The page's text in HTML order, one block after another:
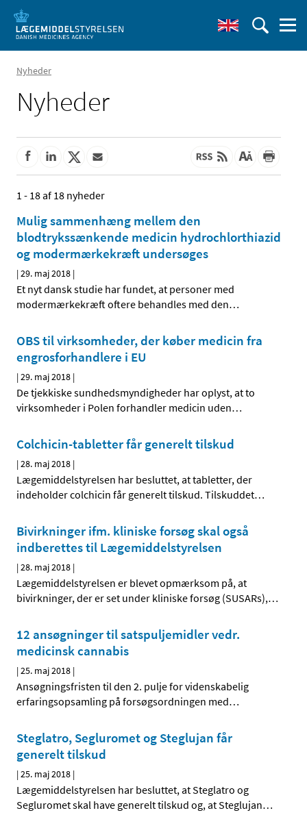
Nyheder
Nyheder
1 - 18 af 18 nyheder
Mulig sammenhæng mellem den
blodtrykssænkende medicin hydrochlorthiazid
og modermærkekræft undersøges
|29. maj 2018 |
Et nyt dansk studie har fundet, at personer med
modermærkekræft oftere behandles med den…
OBS til virksomheder, der køber medicin fra
engrosforhandlere i EU
|29. maj 2018 |
De tjekkiske sundhedsmyndigheder har oplyst, at to
virksomheder i Polen forhandler medicin uden…
Colchicin-tabletter får generelt tilskud
|28. maj 2018 |
Lægemiddelstyrelsen har besluttet, at tabletter, der
indeholder colchicin får generelt tilskud. Tilskuddet…
Bivirkninger ifm. kliniske forsøg skal også
indberettes til Lægemiddelstyrelsen
|28. maj 2018 |
Lægemiddelstyrelsen er blevet opmærksom på, at
bivirkninger, der er set under kliniske forsøg (SUSARs),…
12 ansøgninger til satspuljemidler vedr.
medicinsk cannabis
|25. maj 2018 |
Ansøgningsfristen til den 2. pulje for videnskabelig
erfaringsopsamling på forsøgsordningen med…
Steglatro, Segluromet og Steglujan får
generelt tilskud
|25. maj 2018 |
Lægemiddelstyrelsen har besluttet, at Steglatro og
Segluromet skal have generelt tilskud og, at Steglujan…